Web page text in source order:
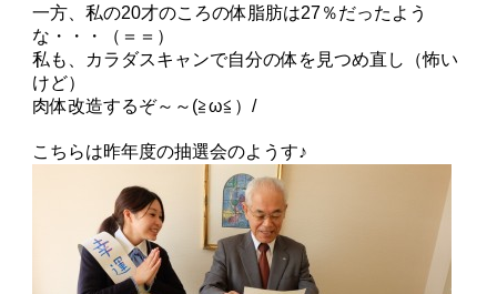
一方、私の20才のころの体脂肪は27％だったよう
な・・・（＝＝）
私も、カラダスキャンで自分の体を見つめ直し（怖い
けど）
肉体改造するぞ～～(≧ω≦）/
こちらは昨年度の抽選会のようす♪